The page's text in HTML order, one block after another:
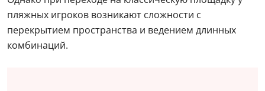
пляжных игроков возникают сложности с
перекрытием пространства и ведением длинных
комбинаций.